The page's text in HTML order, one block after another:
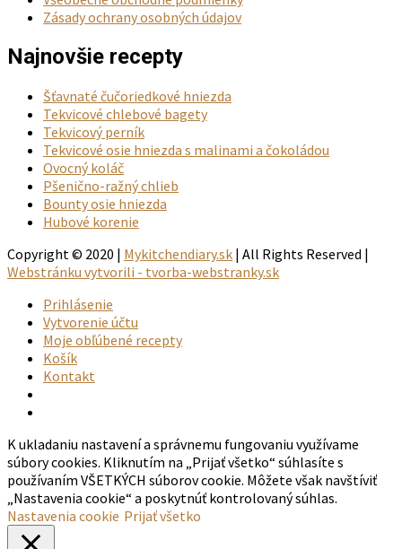
Zásady ochrany osobných údajov
Najnovšie recepty
Šťavnaté čučoriedkové hniezda
Tekvicové chlebové bagety
Tekvicový perník
Tekvicové osie hniezda s malinami a čokoládou
Ovocný koláč
Pšenično-ražný chlieb
Bounty osie hniezda
Hubové korenie
Copyright © 2020 | Mykitchendiary.sk | All Rights Reserved |
Webstránku vytvorili - tvorba-webstranky.sk
Prihlásenie
Vytvorenie účtu
Moje obľúbené recepty
Košík
Kontakt
K ukladaniu nastavení a správnemu fungovaniu využívame
súbory cookies. Kliknutím na „Prijať všetko“ súhlasíte s
používaním VŠETKÝCH súborov cookie. Môžete však navštíviť
„Nastavenia cookie“ a poskytnúť kontrolovaný súhlas.
Nastavenia cookie Prijať všetko